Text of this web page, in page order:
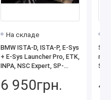
На складе
BMW ISTA-D, ISTA-P, E-Sys
+ E-Sys Launcher Pro, ETK,
INPA, NSC Expert, SP-
6 950грн. 4